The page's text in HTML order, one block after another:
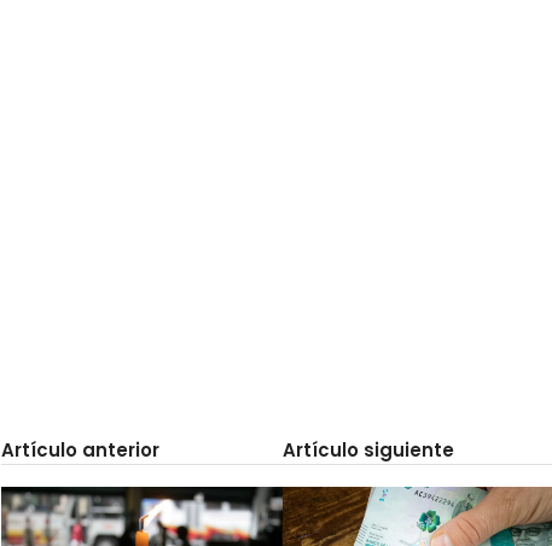
Artículo anterior Artículo siguiente